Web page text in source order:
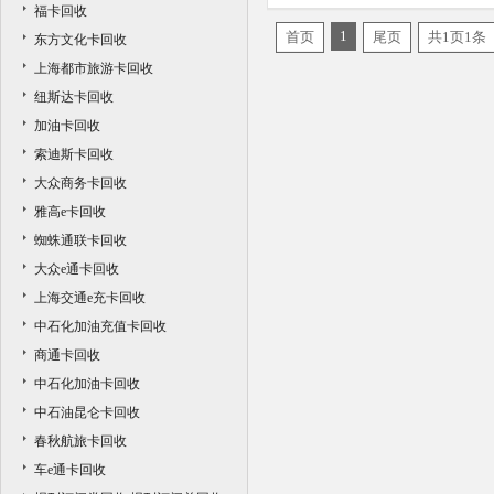
福卡回收
东方文化卡回收
上海都市旅游卡回收
纽斯达卡回收
加油卡回收
索迪斯卡回收
大众商务卡回收
雅高e卡回收
蜘蛛通联卡回收
大众e通卡回收
上海交通e充卡回收
中石化加油充值卡回收
商通卡回收
中石化加油卡回收
中石油昆仑卡回收
春秋航旅卡回收
车e通卡回收
回收价格
首页
1 尾页 共1页1条